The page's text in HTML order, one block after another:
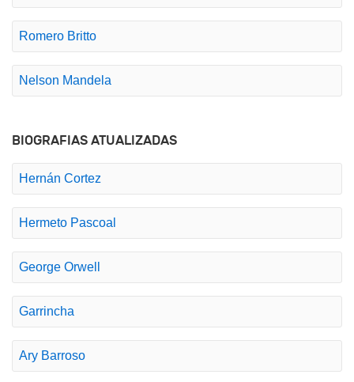
Romero Britto
Nelson Mandela
BIOGRAFIAS ATUALIZADAS
Hernán Cortez
Hermeto Pascoal
George Orwell
Garrincha
Ary Barroso